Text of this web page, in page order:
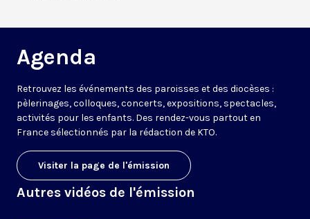
Agenda
Retrouvez les événements des paroisses et des diocèses :
pèlerinages, colloques, concerts, expositions, spectacles,
activités pour les enfants. Des rendez-vous partout en
France sélectionnés par la rédaction de KTO.
Visiter la page de l'émission
Autres vidéos de l'émission